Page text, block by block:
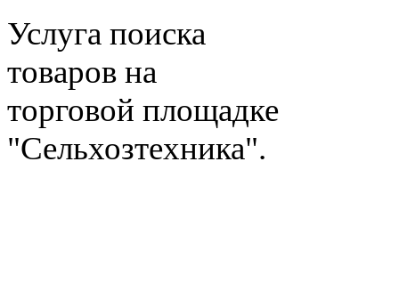
Услуга поиска
товаров на
торговой площадке
"Сельхозтехника".